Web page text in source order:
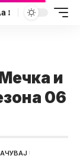
и
06